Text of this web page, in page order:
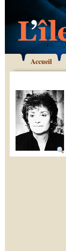
Accueil